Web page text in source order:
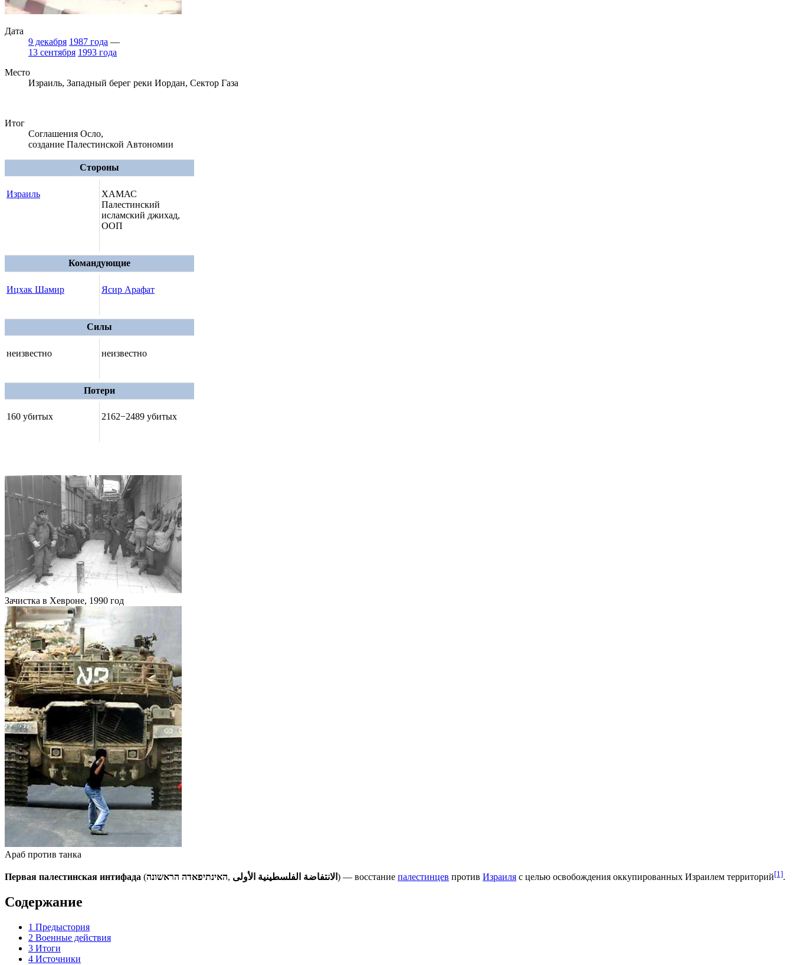
Дата
9 декабря 1987 года —
13 сентября 1993 года
Место
Израиль, Западный берег реки Иордан, Сектор Газа
Итог
Соглашения Осло,
создание Палестинской Автономии
Стороны
Израиль
ХАМАС
Палестинский
исламский джихад,
ООП
Командующие
Ицхак Шамир Ясир Арафат
Силы
неизвестно неизвестно
Потери
160 убитых 2162−2489 убитых
Зачистка в Хевроне, 1990 год
Араб против танка
Первая палестинская интифада ( الانتفاضة الفلسطينية الأولى ,האינתיפאדה הראשונה ) — восстание палестинцев против Израиля с целью освобождения оккупированных Израилем территорий[1].
Содержание
1 Предыстория
2 Военные действия
3 Итоги
4 Источники